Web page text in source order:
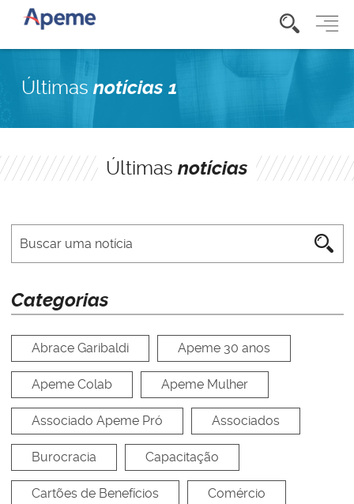
Últimas notícias 1
Últimas notícias
Categorias
Abrace Garibaldi Apeme 30 anos
Apeme Colab Apeme Mulher
Associado Apeme Pró Associados
Burocracia Capacitação
Cartões de Benefícios Comércio